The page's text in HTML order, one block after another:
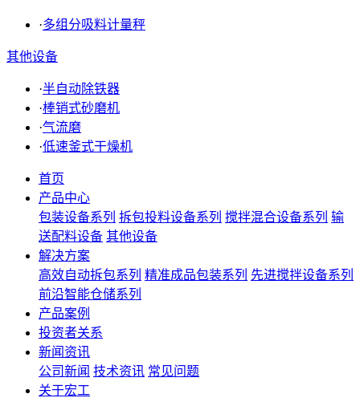
·多组分吸料计量秤
其他设备
·半自动除铁器
·棒销式砂磨机
·气流磨
·低速釜式干燥机
首页
产品中心
包装设备系列 拆包投料设备系列 搅拌混合设备系列 输
送配料设备 其他设备
解决方案
高效自动拆包系列 精准成品包装系列 先进搅拌设备系列
前沿智能仓储系列
产品案例
投资者关系
新闻资讯
公司新闻 技术资讯 常见问题
关于宏工